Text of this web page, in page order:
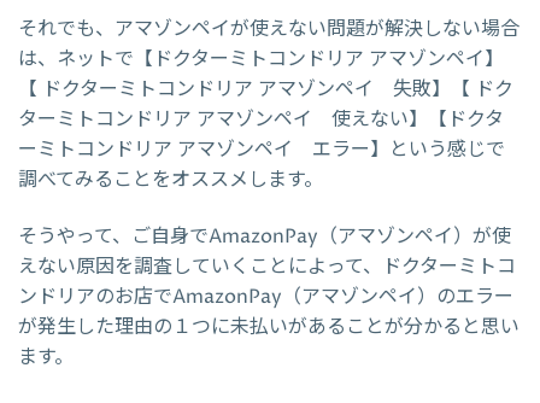
それでも、アマゾンペイが使えない問題が解決しない場合
は、ネットで【ドクターミトコンドリア アマゾンペイ】
【 ドクターミトコンドリア アマゾンペイ 失敗】【 ドク
ターミトコンドリア アマゾンペイ 使えない】【ドクタ
ーミトコンドリア アマゾンペイ エラー】という感じで
調べてみることをオススメします。
そうやって、ご自身でAmazonPay（アマゾンペイ）が使
えない原因を調査していくことによって、ドクターミトコ
ンドリアのお店でAmazonPay（アマゾンペイ）のエラー
が発生した理由の１つに未払いがあることが分かると思い
ます。